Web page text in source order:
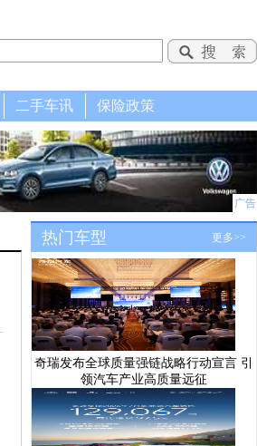
二手车讯 保险政策
广告
热门车型 更多>>
奇瑞发布全球质量强链战略行动宣言 引
领汽车产业高质量远征